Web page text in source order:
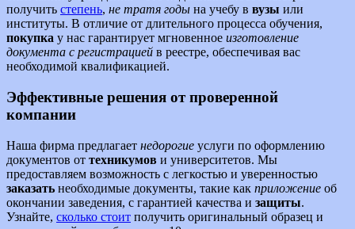
получить степень, не тратя годы на учебу в вузы или
институты. В отличие от длительного процесса обучения,
покупка у нас гарантирует мгновенное изготовление
документа с регистрацией в реестре, обеспечивая вас
необходимой квалификацией.
Эффективные решения от проверенной
компании
Наша фирма предлагает недорогие услуги по оформлению
документов от техникумов и университетов. Мы
предоставляем возможность с легкостью и уверенностью
заказать необходимые документы, такие как приложение об
окончании заведения, с гарантией качества и защиты.
Узнайте, сколько стоит получить оригинальный образец и